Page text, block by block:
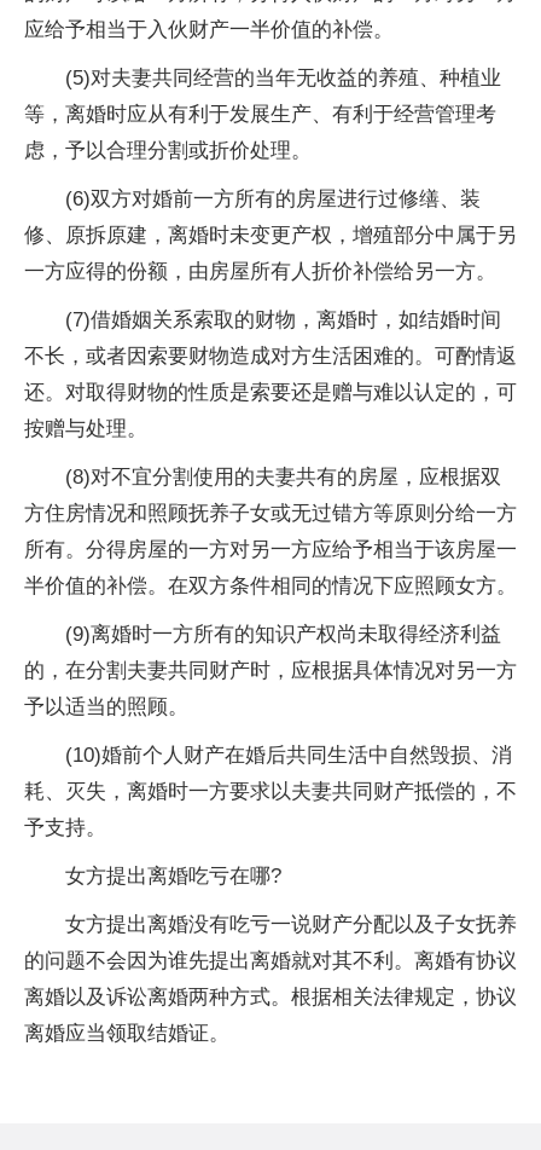
应给予相当于入伙财产一半价值的补偿。
(5)对夫妻共同经营的当年无收益的养殖、种植业
等，离婚时应从有利于发展生产、有利于经营管理考
虑，予以合理分割或折价处理。
(6)双方对婚前一方所有的房屋进行过修缮、装
修、原拆原建，离婚时未变更产权，增殖部分中属于另
一方应得的份额，由房屋所有人折价补偿给另一方。
(7)借婚姻关系索取的财物，离婚时，如结婚时间
不长，或者因索要财物造成对方生活困难的。可酌情返
还。对取得财物的性质是索要还是赠与难以认定的，可
按赠与处理。
(8)对不宜分割使用的夫妻共有的房屋，应根据双
方住房情况和照顾抚养子女或无过错方等原则分给一方
所有。分得房屋的一方对另一方应给予相当于该房屋一
半价值的补偿。在双方条件相同的情况下应照顾女方。
(9)离婚时一方所有的知识产权尚未取得经济利益
的，在分割夫妻共同财产时，应根据具体情况对另一方
予以适当的照顾。
(10)婚前个人财产在婚后共同生活中自然毁损、消
耗、灭失，离婚时一方要求以夫妻共同财产抵偿的，不
予支持。
女方提出离婚吃亏在哪?
女方提出离婚没有吃亏一说财产分配以及子女抚养
的问题不会因为谁先提出离婚就对其不利。离婚有协议
离婚以及诉讼离婚两种方式。根据相关法律规定，协议
离婚应当领取结婚证。